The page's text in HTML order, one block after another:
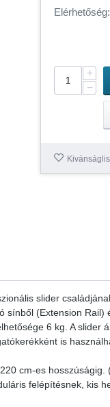
+
−
slider
sínből (Extension Rail)
6 kg. A slider
is
cm-es
felépítésnek, kis